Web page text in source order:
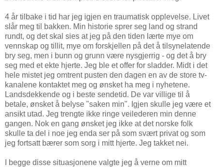
4 år tilbake i tid har jeg igjen en traumatisk opplevelse. Livet
slår meg til bakken. Min historie sprer seg land og strand
rundt, og det skal sies at jeg på den tiden lærte mye om
vennskap og tillit, mye om forskjellen på det å tilsynelatende
bry seg, men i bunn og grunn være nysgjerrig - og det å bry
seg med et ekte hjerte. Jeg ble et offer for sladder. Midt i det
hele mistet jeg omtrent pusten den dagen en av de store tv-
kanalene kontaktet meg og ønsket ha meg i nyhetene.
Landsdekkende og i beste sendetid. De var villige til å
betale, ønsket å belyse "saken min". Igjen skulle jeg være et
ansikt utad. Jeg trengte ikke ringe veilederen min denne
gangen. Nok en gang ønsket jeg ikke at det norske folk
skulle ta del i noe jeg enda ser på som svært privat og som
jeg fortsatt bærer som sorg i mitt hjerte. Jeg takket nei.
I begge disse situasjonene valgte jeg å verne om mitt